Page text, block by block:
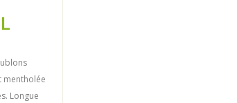
mentholée
Longue